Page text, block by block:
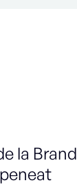
la Brand